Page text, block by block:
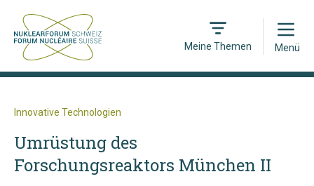
Meine Themen
Open
Menü
Innovative Technologien
Umrüstung des
Forschungsreaktors München II